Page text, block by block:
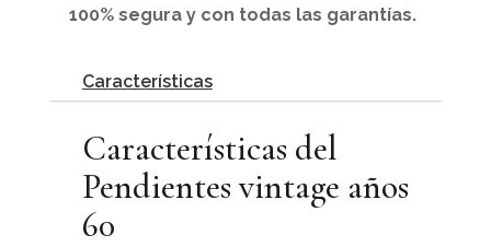
100% segura y con todas las garantías.
Características
Características del
Pendientes vintage años
60